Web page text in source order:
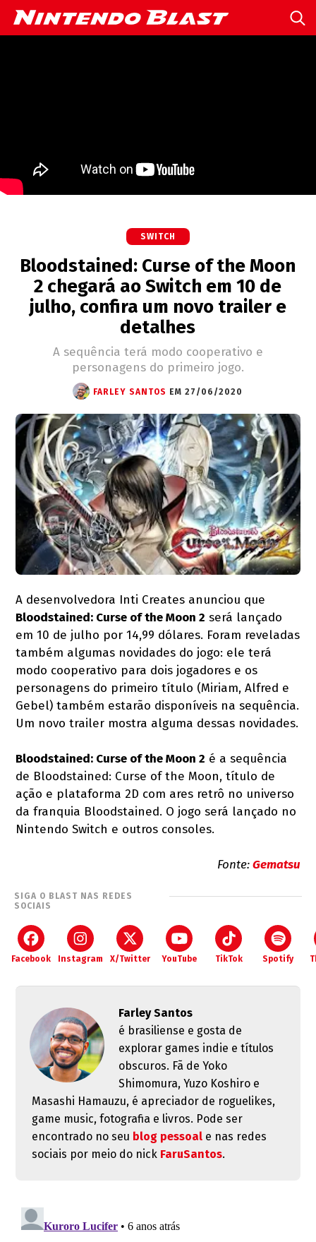
SWITCH
Bloodstained: Curse of the Moon
2 chegará ao Switch em 10 de
julho, confira um novo trailer e
detalhes
A sequência terá modo cooperativo e
personagens do primeiro jogo.
FARLEY SANTOS EM 27/06/2020
A desenvolvedora Inti Creates anunciou que
Bloodstained: Curse of the Moon 2 será lançado
em 10 de julho por 14,99 dólares. Foram reveladas
também algumas novidades do jogo: ele terá
modo cooperativo para dois jogadores e os
personagens do primeiro título (Miriam, Alfred e
Gebel) também estarão disponíveis na sequência.
Um novo trailer mostra alguma dessas novidades.
Bloodstained: Curse of the Moon 2 é a sequência
de Bloodstained: Curse of the Moon, título de
ação e plataforma 2D com ares retrô no universo
da franquia Bloodstained. O jogo será lançado no
Nintendo Switch e outros consoles.
Fonte:Gematsu
SIGA O BLAST NAS REDES
SOCIAIS
Facebook Instagram X/Twitter YouTube TikTok Spotify
Farley Santos
é brasiliense e gosta de
explorar games indie e títulos
obscuros. Fã de Yoko
Shimomura, Yuzo Koshiro e
Masashi Hamauzu, é apreciador de roguelikes,
game music, fotografia e livros. Pode ser
encontrado no seu blog pessoale nas redes
sociais por meio do nick FaruSantos.